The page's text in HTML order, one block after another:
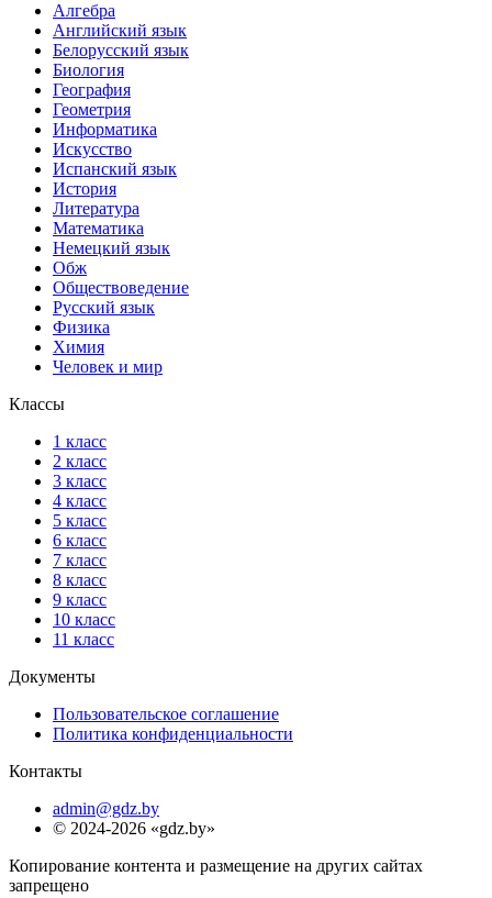
Алгебра
Английский язык
Белорусский язык
Биология
География
Геометрия
Информатика
Искусство
Испанский язык
История
Литература
Математика
Немецкий язык
Обж
Обществоведение
Русский язык
Физика
Химия
Человек и мир
Классы
1 класс
2 класс
3 класс
4 класс
5 класс
6 класс
7 класс
8 класс
9 класс
10 класс
11 класс
Документы
Пользовательское соглашение
Политика конфиденциальности
Контакты
admin@gdz.by
© 2024-2026 «gdz.by»
Копирование контента и размещение на других сайтах
запрещено